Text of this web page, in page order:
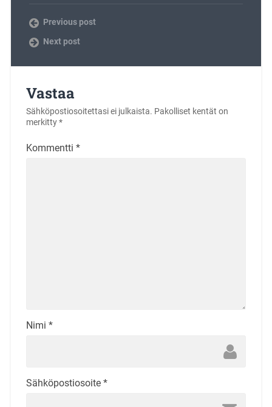
Previous post
Next post
Vastaa
Sähköpostiosoitettasi ei julkaista. Pakolliset kentät on
merkitty*
Kommentti *
Nimi *
Sähköpostiosoite *